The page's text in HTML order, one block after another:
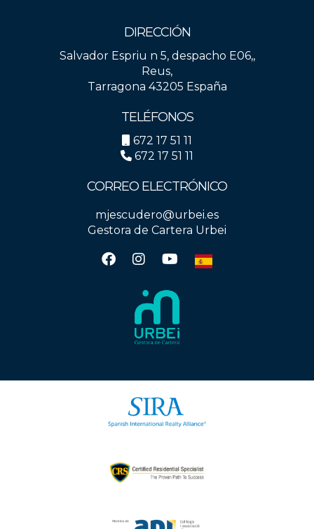
DIRECCIÓN
Salvador Espriu n 5, despacho E06,,
Reus,
Tarragona 43205 España
TELÉFONOS
672 17 51 11
672 17 51 11
CORREO ELECTRÓNICO
mjescudero@urbei.es
Gestora de Cartera Urbei